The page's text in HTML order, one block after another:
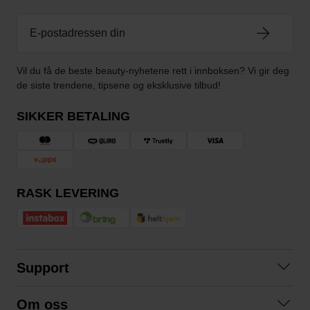
Vil du få de beste beauty-nyhetene rett i innboksen? Vi gir deg
de siste trendene, tipsene og eksklusive tilbud!
SIKKER BETALING
RASK LEVERING
Support
Om oss